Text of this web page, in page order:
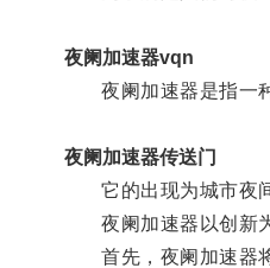
夜阑加速器vqn
夜阑加速器是指一种
夜阑加速器传送门
它的出现为城市夜间
夜阑加速器以创新为
首先，夜阑加速器将